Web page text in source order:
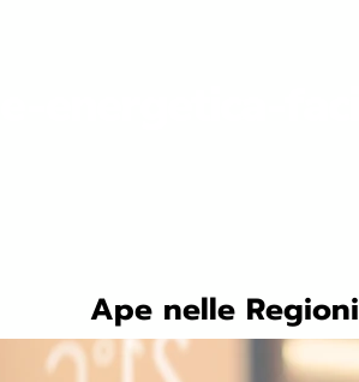
Ape nelle Regioni